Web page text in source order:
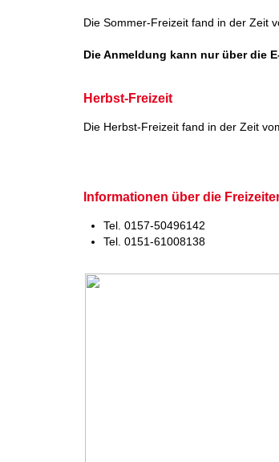
Die Sommer-Freizeit fand in der Zeit
Die Anmeldung kann nur über die
Herbst-Freizeit
Die Herbst-Freizeit fand in der Zeit
Informationen über die
Tel. 0157-50496142
Tel. 0151-61008138